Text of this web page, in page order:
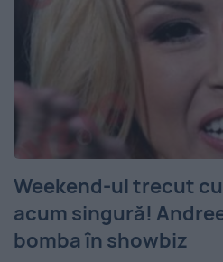
Weekend-ul trecut
acum singură!
bomba în showbiz